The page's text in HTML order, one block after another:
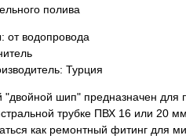
полива
от водопровода
Турция
"двойной шип" предназначен для
трубке ПВХ 16 или 20
как ремонтный фитинг для